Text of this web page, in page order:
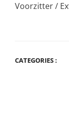
Voorzitter /
CATEGORIES :